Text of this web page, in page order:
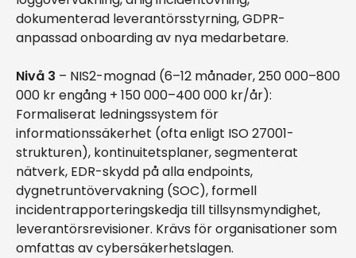
dokumenterad leverantörsstyrning, GDPR-
anpassad onboarding av nya medarbetare.
Nivå 3 – NIS2-mognad (6–12 månader, 250 000–800
000 kr engång + 150 000–400 000 kr/år):
Formaliserat ledningssystem för
informationssäkerhet (ofta enligt ISO 27001-
strukturen), kontinuitetsplaner, segmenterat
nätverk, EDR-skydd på alla endpoints,
dygnetruntövervakning (SOC), formell
incidentrapporteringskedja till tillsynsmyndighet,
leverantörsrevisioner. Krävs för organisationer som
omfattas av cybersäkerhetslagen.